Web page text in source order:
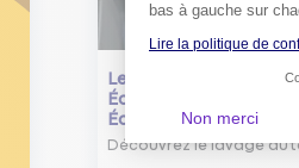
Le Lavage Auto Sans
Écologique, Efficace et
Économique !
Découvrez le lavage
bas à gauche sur
Lire la politique de
Non merci